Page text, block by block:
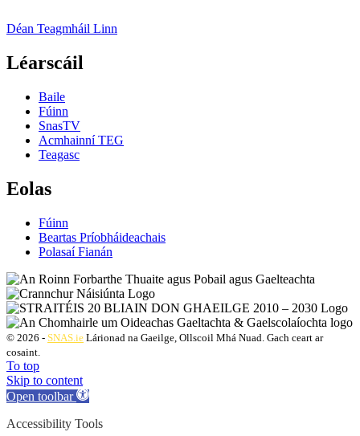
Déan Teagmháil Linn
Léarscáil
Baile
Fúinn
SnasTV
Acmhainní TEG
Teagasc
Eolas
Fúinn
Beartas Príobháideachais
Polasaí Fianán
© 2026 - SNAS.ie Lárionad na Gaeilge, Ollscoil Mhá Nuad. Gach ceart ar
cosaint.
To top
Skip to content
Open toolbar
Accessibility Tools